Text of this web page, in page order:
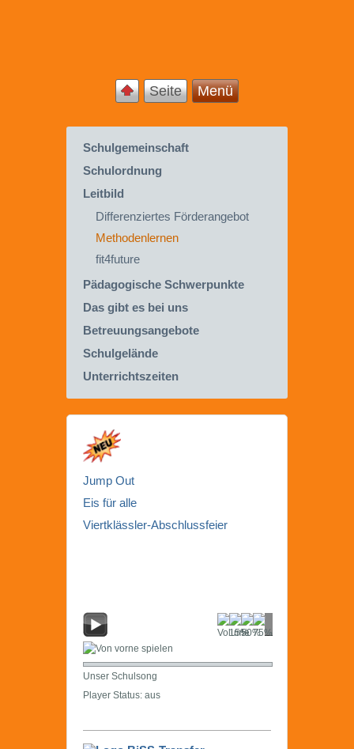
Seite Menü
Schulgemeinschaft
Schulordnung
Leitbild
Differenziertes Förderangebot
Methodenlernen
fit4future
Pädagogische Schwerpunkte
Das gibt es bei uns
Betreuungsangebote
Schulgelände
Unterrichtszeiten
Jump Out
Eis für alle
Viertklässler-Abschlussfeier
Unser Schulsong
Player Status: aus